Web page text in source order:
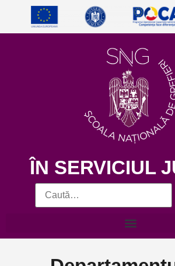
ÎN SERVICIUL